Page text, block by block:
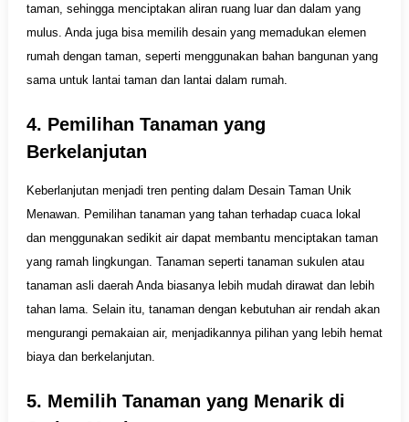
taman, sehingga menciptakan aliran ruang luar dan dalam yang
mulus. Anda juga bisa memilih desain yang memadukan elemen
rumah dengan taman, seperti menggunakan bahan bangunan yang
sama untuk lantai taman dan lantai dalam rumah.
4. Pemilihan Tanaman yang
Berkelanjutan
Keberlanjutan menjadi tren penting dalam Desain Taman Unik
Menawan. Pemilihan tanaman yang tahan terhadap cuaca lokal
dan menggunakan sedikit air dapat membantu menciptakan taman
yang ramah lingkungan. Tanaman seperti tanaman sukulen atau
tanaman asli daerah Anda biasanya lebih mudah dirawat dan lebih
tahan lama. Selain itu, tanaman dengan kebutuhan air rendah akan
mengurangi pemakaian air, menjadikannya pilihan yang lebih hemat
biaya dan berkelanjutan.
5. Memilih Tanaman yang Menarik di